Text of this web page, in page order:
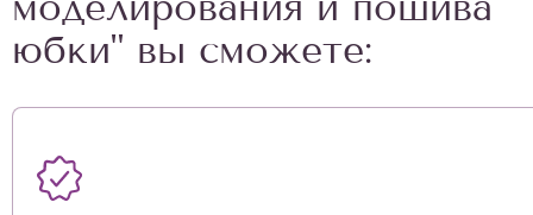
юбки" вы сможете: